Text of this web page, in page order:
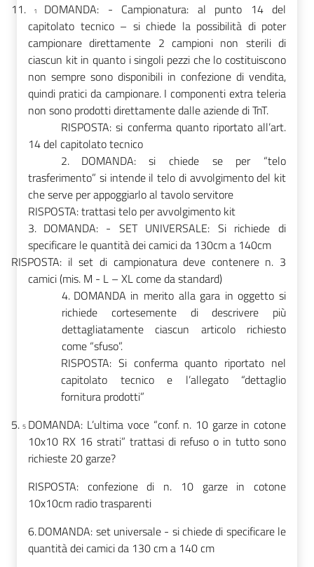
1 1. 1 DOMANDA: - Campionatura: al punto 14 del
capitolato tecnico – si chiede la possibilità di poter
campionare direttamente 2 campioni non sterili di
ciascun kit in quanto i singoli pezzi che lo costituiscono
non sempre sono disponibili in confezione di vendita,
quindi pratici da campionare. I componenti extra teleria
non sono prodotti direttamente dalle aziende di TnT.
RISPOSTA: si conferma quanto riportato all’art.
14 del capitolato tecnico
2.
DOMANDA: si chiede se per “telo
trasferimento” si intende il telo di avvolgimento del kit
che serve per appoggiarlo al tavolo servitore
RISPOSTA: trattasi telo per avvolgimento kit
3. DOMANDA: - SET UNIVERSALE: Si richiede di
specificare le quantità dei camici da 130cm a 140cm
RISPOSTA: il set di campionatura deve contenere n. 3
camici (mis. M - L – XL come da standard)
4. DOMANDA in merito alla gara in oggetto si
richiede cortesemente di descrivere più
dettagliatamente ciascun articolo richiesto
come “sfuso”.
RISPOSTA: Si conferma quanto riportato nel
capitolato tecnico e l’allegato “dettaglio
fornitura prodotti”
5. 5 DOMANDA: L’ultima voce “conf. n. 10 garze in cotone
10x10 RX 16 strati” trattasi di refuso o in tutto sono
richieste 20 garze?
RISPOSTA: confezione di n. 10 garze in cotone
10x10cm radio trasparenti
6.DOMANDA: set universale - si chiede di specificare le
quantità dei camici da 130 cm a 140 cm